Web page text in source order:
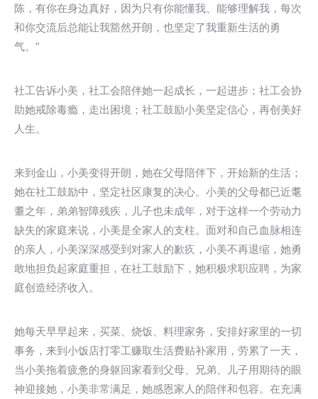
陈，有你在身边真好，因为只有你能懂我、能够理解我，每次
和你交流后总能让我豁然开朗，也坚定了我重新生活的勇
气。”
社工告诉小美，社工会陪伴她一起成长，一起进步；社工会协
助她戒除毒瘾，走出困境；社工鼓励小美坚定信心，再创美好
人生。
来到金山，小美变得开朗，她在父母陪伴下，开始新的生活；
她在社工鼓励中，坚定社区康复的决心。小美的父母都已近耄
耋之年，弟弟智障残疾，儿子也未成年，对于这样一个劳动力
缺失的家庭来说，小美是全家人的支柱。面对和自己血脉相连
的亲人，小美深深感受到对家人的歉疚，小美不再退缩，她勇
敢地担负起家庭重担，在社工鼓励下，她积极求职应聘，为家
庭创造经济收入。
她每天早早起来，买菜、烧饭、料理家务，安排好家里的一切
事务，来到小饭店打零工赚取生活费贴补家用，劳累了一天，
当小美拖着疲惫的身躯回家看到父母、兄弟、儿子用期待的眼
神迎接她，小美非常满足，她感恩家人的陪伴和包容。在充满